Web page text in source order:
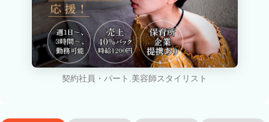
技能ランク
美容師スタイリスト 美容師アシスタント
カラーリスト フロント・レセプション
契約社員・パート.美容師スタイリスト